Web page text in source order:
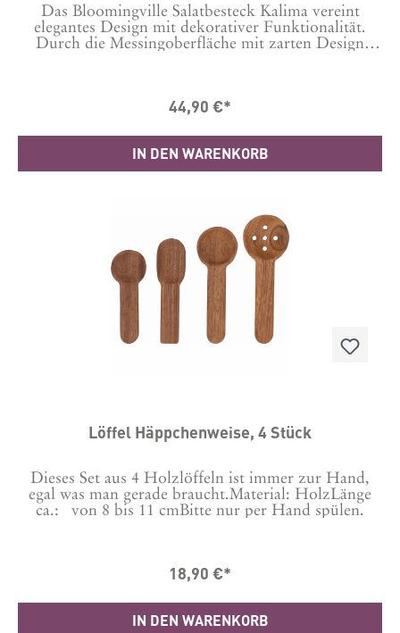
Das Bloomingville Salatbesteck Kalima vereint
elegantes Design mit dekorativer Funktionalität.
Durch die Messingoberfläche mit zarten Design
damit sowohl für den Alltag als auch für festlichere
cmMaterial: 100% Messing
44,90 €*
IN DEN WARENKORB
Löffel Häppchenweise, 4 Stück
Dieses Set aus 4 Holzlöffeln ist immer zur Hand,
egal was man gerade braucht.Material: HolzLänge
ca.: von 8 bis 11 cmBitte nur per Hand spülen.
18,90 €*
IN DEN WARENKORB